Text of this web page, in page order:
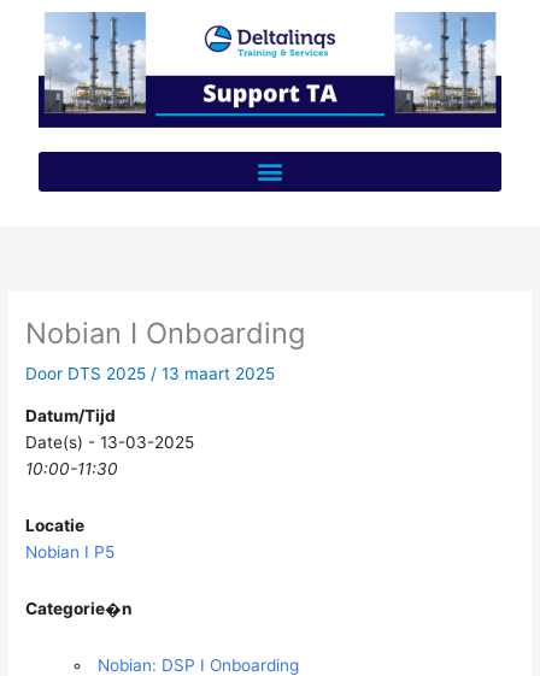
inhoud
Nobian I Onboarding
Door DTS 2025 /13 maart 2025
Datum/Tijd
Date(s) - 13-03-2025
10:00-11:30
Locatie
Nobian I P5
Categorie�n
Nobian: DSP I Onboarding